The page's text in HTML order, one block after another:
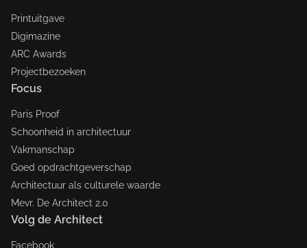
Printuitgave
Digimazine
ARC Awards
Projectbezoeken
Focus
Paris Proof
Schoonheid in architectuur
Vakmanschap
Goed opdrachtgeverschap
Architectuur als culturele waarde
Mevr. De Architect 2.0
Volg de Architect
Facebook